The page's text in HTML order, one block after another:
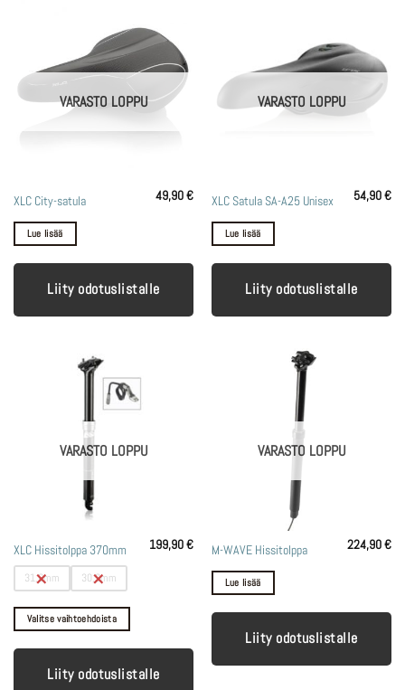
VARASTO LOPPU
XLC City-satula 49,90€
Lue lisää
Liity odotuslistalle
VARASTO LOPPU
XLC Satula SA-A25 Unisex 54,90€
Lue lisää
Liity odotuslistalle
VARASTO LOPPU
XLC Hissitolppa 370mm
31,6mm 30,9mm
199,90€
Valitse vaihtoehdoista
Tällä
tuotteella
useampi
muunnelma.
valinnatLiity odotuslistalle
VARASTO LOPPU
M-WAVE Hissitolppa 224,90€
Lue lisää
Liity odotuslistalle